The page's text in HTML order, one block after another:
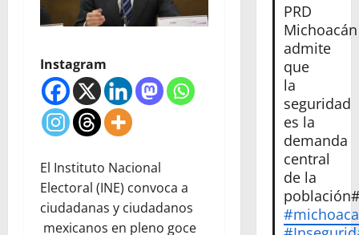
Instagram
El Instituto Nacional
Electoral (INE) convoca a
ciudadanas y ciudadanos
mexicanos en pleno goce
PRD
Michoacán
admite
que
la
seguridad
es la
demanda
central
de la